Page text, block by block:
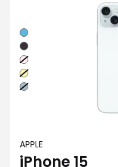
Bleu
Noir
Rose
Jaune
Vert
APPLE
iPhone 15